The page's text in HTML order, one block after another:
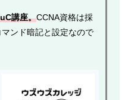
講座。CCNA資格は採
ンド暗記と設定なので